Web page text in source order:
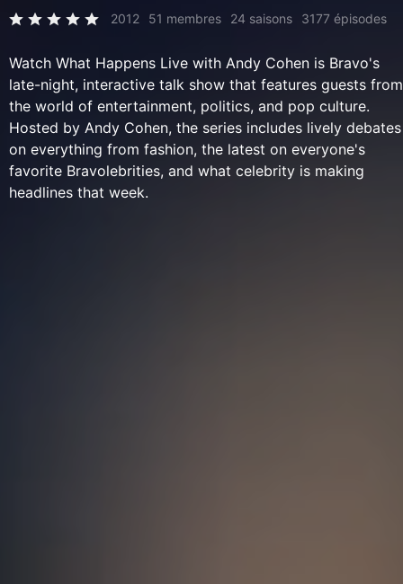
2012 51 membres 24 saisons 3177 épisodes
Watch What Happens Live with Andy Cohen is Bravo's
late-night, interactive talk show that features guests from
the world of entertainment, politics, and pop culture.
Hosted by Andy Cohen, the series includes lively debates
on everything from fashion, the latest on everyone's
favorite Bravolebrities, and what celebrity is making
headlines that week.